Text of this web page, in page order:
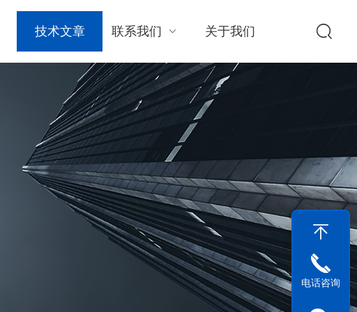
技术文章 联系我们 关于我们
电话咨询